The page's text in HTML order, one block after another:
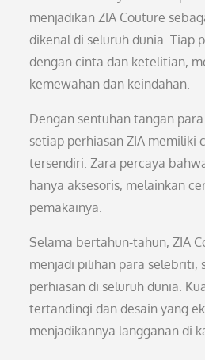
menjadikan ZIA Couture
dikenal di seluruh dunia. Tiap
dengan cinta dan ketelitian,
kemewahan dan keindahan.
Dengan sentuhan tangan
setiap perhiasan ZIA memiliki
tersendiri. Zara percaya
hanya aksesoris, melainkan
pemakainya.
Selama bertahun-tahun, ZIA
menjadi pilihan para selebriti,
perhiasan di seluruh dunia.
tertandingi dan desain yang
menjadikannya langganan di